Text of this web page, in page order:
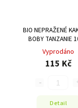
BIO NEPRAŽENÉ
BOBY TANZANIE
Vyprodáno
115 Kč
Detail